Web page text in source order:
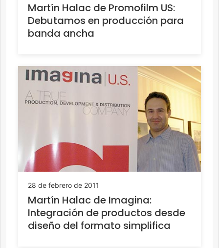
Martín Halac de Promofilm US:
Debutamos en producción para
banda ancha
28 de febrero de 2011
Martín Halac de Imagina:
Integración de productos desde
diseño del formato simplifica